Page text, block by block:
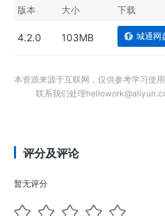
版本 大小 下载
4.2.0 103MB 城通网
本资源来源于互联网，仅供参考学习使
联系我们处理
评分及评论
暂无评分